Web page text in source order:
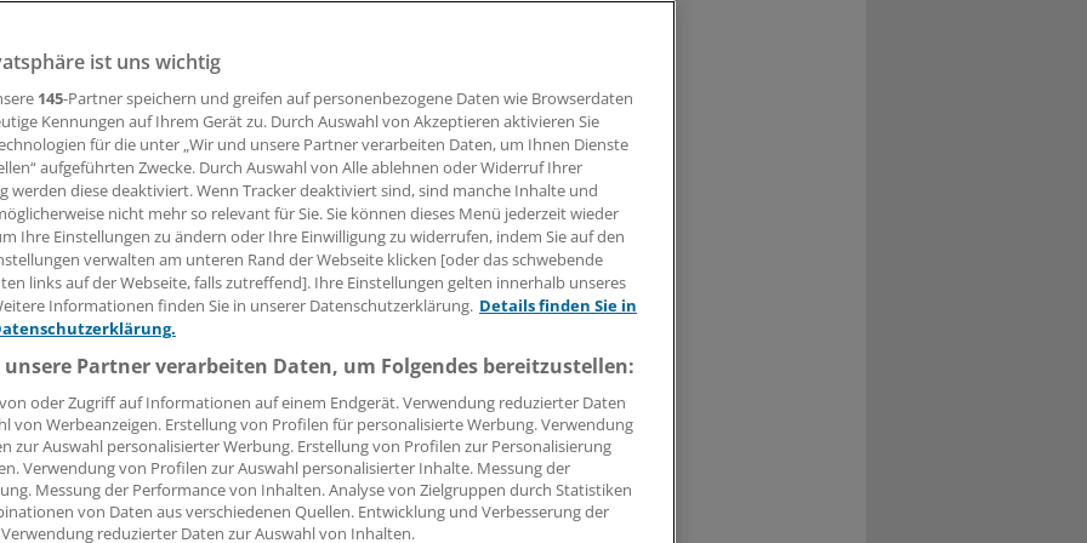
08:00 Uhr
In Deutschland rauchen laut einer Umfrage deutlich weniger alte als
Zehnte der über 70jährigen greift regelmäßig zur Zigarette, bei den 20-
dagegen mehr als jeder Zweite, wie eine Studie der Nürnberger
Konsumforschung (GfK) ergab.
ist uns wichtig
145-Partner speichern und greifen auf personenbezogene Daten wie Browserdaten
Kennungen auf Ihrem Gerät zu. Durch Auswahl von Akzeptieren aktivieren Sie
für die unter „Wir und unsere Partner verarbeiten Daten, um Ihnen Dienste
aufgeführten Zwecke. Durch Auswahl von Alle ablehnen oder Widerruf Ihrer
werden diese deaktiviert. Wenn Tracker deaktiviert sind, sind manche Inhalte und
nicht mehr so relevant für Sie. Sie können dieses Menü jederzeit wieder
Ihre Einstellungen zu ändern oder Ihre Einwilligung zu widerrufen, indem Sie auf den
verwalten am unteren Rand der Webseite klicken [oder das schwebende
links auf der Webseite, falls zutreffend]. Ihre Einstellungen gelten innerhalb unseres
Informationen finden Sie in unserer Datenschutzerklärung. Details finden Sie in
Partner verarbeiten Daten, um Folgendes bereitzustellen:
oder Zugriff auf Informationen auf einem Endgerät. Verwendung reduzierter Daten
von Werbeanzeigen. Erstellung von Profilen für personalisierte Werbung. Verwendung
zur Auswahl personalisierter Werbung. Erstellung von Profilen zur Personalisierung
Verwendung von Profilen zur Auswahl personalisierter Inhalte. Messung der
Messung der Performance von Inhalten. Analyse von Zielgruppen durch Statistiken
von Daten aus verschiedenen Quellen. Entwicklung und Verbesserung der
reduzierter Daten zur Auswahl von Inhalten.